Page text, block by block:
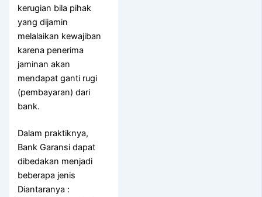
kerugian bila pihak
yang dijamin
melalaikan kewajiban
karena penerima
jaminan akan
mendapat ganti rugi
(pembayaran) dari
bank.
Dalam praktiknya,
Bank Garansi dapat
dibedakan menjadi
beberapa jenis
Diantaranya :